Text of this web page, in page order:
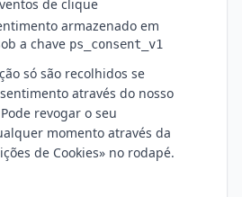
de clique
armazenado em
a chave ps_consent_v1
só são recolhidos se
através do nosso
revogar o seu
momento através da
de Cookies» no rodapé.